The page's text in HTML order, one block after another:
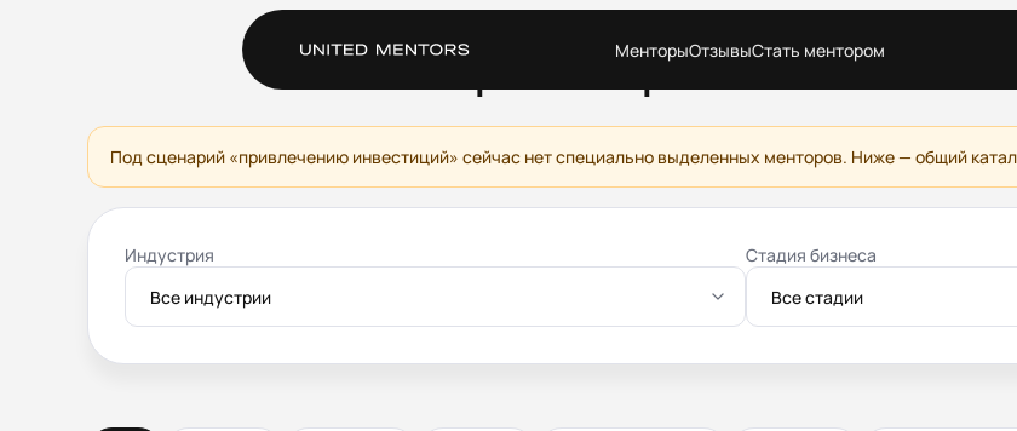
МенторыОтзывыСтать ментором
Ментор по привлечению
Под сценарий «привлечению инвестиций» сейчас нет специально выделенных менторов. Ниже — общий
Индустрия
Все индустрии
Стадия бизнеса
Все стадии
Сервис
Отзывы
Стать ментором
Журнал